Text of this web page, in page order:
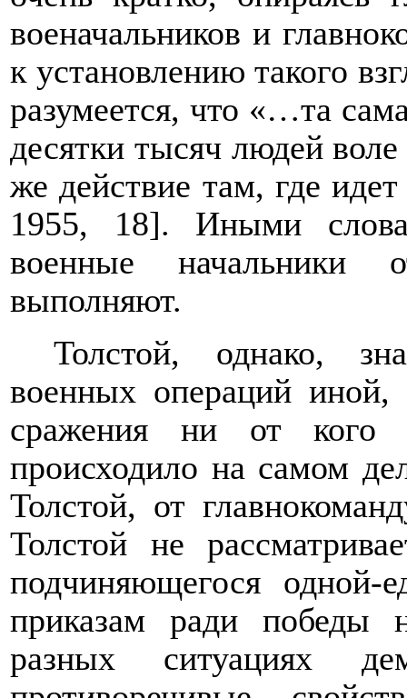
военачальников и
к установлению такого
разумеется, что «…та
десятки тысяч людей
же действие там, где
1955, 18]. Иными
военные
выполняют.
Толстой, однако,
военных операций иной,
сражения ни от кого
происходило на самом
Толстой, от
Толстой не
подчиняющегося одной-
приказам ради победы
разных ситуациях